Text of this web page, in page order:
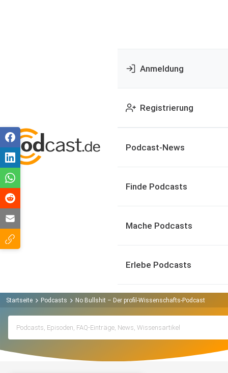
Anmeldung
Registrierung
Podcast-News
Finde Podcasts
Mache Podcasts
Erlebe Podcasts
Startseite Podcasts No Bullshit – Der profil-Wissenschafts-Podcast